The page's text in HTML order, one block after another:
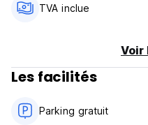
votre séjour vous sera
Paiement à l'arrivée en
Taxes incluses
Petit déjeuner non inclus
TVA inclue
Voir
Les facilités
Parking gratuit